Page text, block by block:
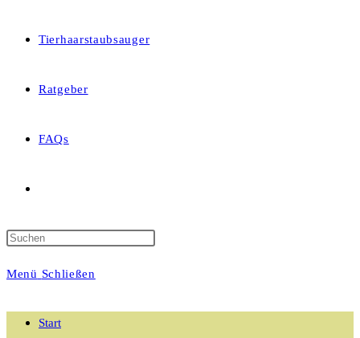
Tierhaarstaubsauger
Ratgeber
FAQs
Suche
Menü Schließen
Start